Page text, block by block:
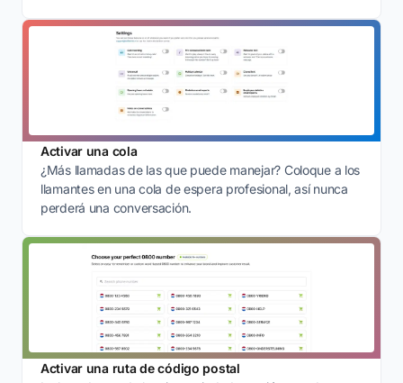
Activar una cola
¿Más llamadas de las que puede manejar? Coloque a los
llamantes en una cola de espera profesional, así nunca
perderá una conversación.
Activar una ruta de código postal